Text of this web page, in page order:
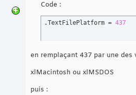
Code :
.TextFilePlatform = 437
en remplaçant 437 par une des
xlMacintosh ou xlMSDOS
puis :